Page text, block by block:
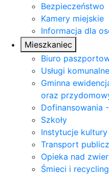
Bezpieczeństwo
Kamery miejskie
Informacja dla
Mieszkaniec
Biuro
Usługi komunalne
Gminna
oraz
Dofinansowania
Szkoły
Instytucje kultury
Transport
Opieka nad
Śmieci i recycling